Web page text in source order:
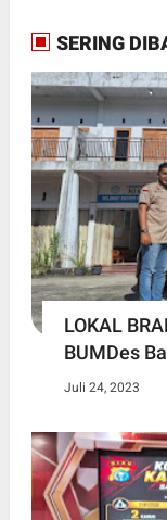
SERING
LOKAL
BUMDes
Juli 24, 2023